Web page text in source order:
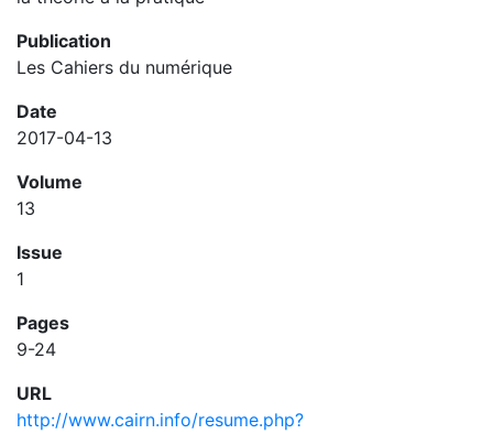
Publication
Les Cahiers du numérique
Date
2017-04-13
Volume
13
Issue
1
Pages
9-24
URL
http://www.cairn.info/resume.php?